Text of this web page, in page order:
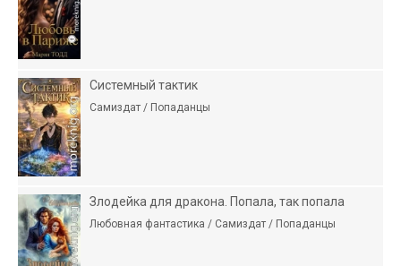
Системный тактик
Самиздат / Попаданцы
Злодейка для дракона. Попала, так попала
Любовная фантастика / Самиздат / Попаданцы